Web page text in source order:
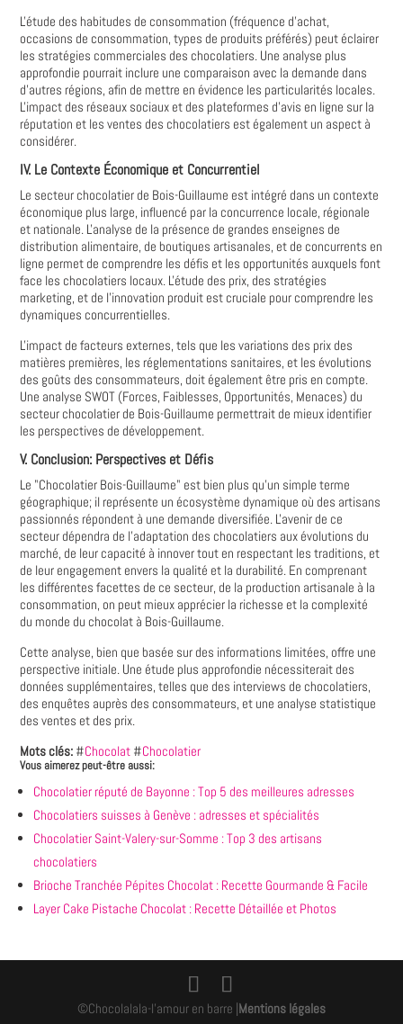
L'étude des habitudes de consommation (fréquence d'achat,
occasions de consommation, types de produits préférés) peut éclairer
les stratégies commerciales des chocolatiers. Une analyse plus
approfondie pourrait inclure une comparaison avec la demande dans
d'autres régions, afin de mettre en évidence les particularités locales.
L'impact des réseaux sociaux et des plateformes d'avis en ligne sur la
réputation et les ventes des chocolatiers est également un aspect à
considérer.
IV. Le Contexte Économique et Concurrentiel
Le secteur chocolatier de Bois-Guillaume est intégré dans un contexte
économique plus large, influencé par la concurrence locale, régionale
et nationale. L'analyse de la présence de grandes enseignes de
distribution alimentaire, de boutiques artisanales, et de concurrents en
ligne permet de comprendre les défis et les opportunités auxquels font
face les chocolatiers locaux. L'étude des prix, des stratégies
marketing, et de l'innovation produit est cruciale pour comprendre les
dynamiques concurrentielles.
L'impact de facteurs externes, tels que les variations des prix des
matières premières, les réglementations sanitaires, et les évolutions
des goûts des consommateurs, doit également être pris en compte.
Une analyse SWOT (Forces, Faiblesses, Opportunités, Menaces) du
secteur chocolatier de Bois-Guillaume permettrait de mieux identifier
les perspectives de développement.
V. Conclusion: Perspectives et Défis
Le "Chocolatier Bois-Guillaume" est bien plus qu'un simple terme
géographique; il représente un écosystème dynamique où des artisans
passionnés répondent à une demande diversifiée. L'avenir de ce
secteur dépendra de l'adaptation des chocolatiers aux évolutions du
marché, de leur capacité à innover tout en respectant les traditions, et
de leur engagement envers la qualité et la durabilité. En comprenant
les différentes facettes de ce secteur, de la production artisanale à la
consommation, on peut mieux apprécier la richesse et la complexité
du monde du chocolat à Bois-Guillaume.
Cette analyse, bien que basée sur des informations limitées, offre une
perspective initiale. Une étude plus approfondie nécessiterait des
données supplémentaires, telles que des interviews de chocolatiers,
des enquêtes auprès des consommateurs, et une analyse statistique
des ventes et des prix.
Mots clés: #Chocolat #Chocolatier
Vous aimerez peut-être aussi:
Chocolatier réputé de Bayonne : Top 5 des meilleures adresses
Chocolatiers suisses à Genève : adresses et spécialités
Chocolatier Saint-Valery-sur-Somme : Top 3 des artisans
chocolatiers
Brioche Tranchée Pépites Chocolat : Recette Gourmande & Facile
Layer Cake Pistache Chocolat : Recette Détaillée et Photos
©Chocolalala-l'amour en barre |Mentions légales